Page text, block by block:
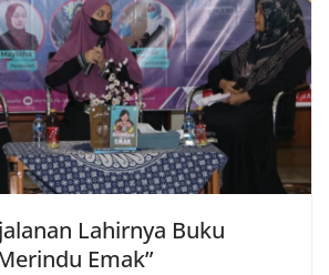
Lahirnya Buku
Emak”